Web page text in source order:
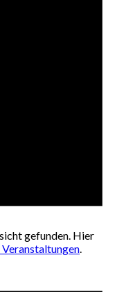
gefunden. Hier
.